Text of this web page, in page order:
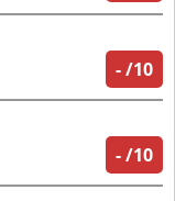
-/10
-/10